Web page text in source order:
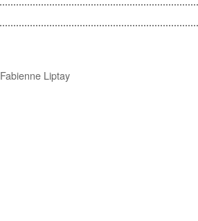
Fabienne Liptay